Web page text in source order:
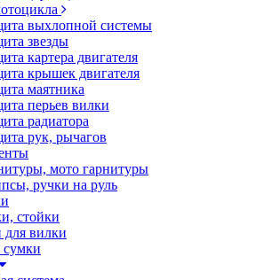
выхлопной системы
звезды
картера двигателя
крышек двигателя
маятника
перьев вилки
радиатора
рук, рычагов
мото гарнитуры
ручки на руль
стойки
для вилки
сумки